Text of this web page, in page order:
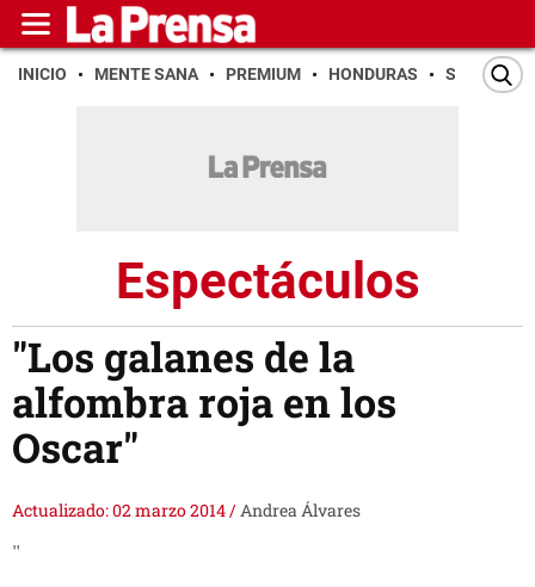
INICIO MENTE SANA PREMIUM HONDURAS SAN PEDRO
Espectáculos
"Los galanes de la
alfombra roja en los
Oscar"
Actualizado: 02 marzo 2014/Andrea Álvares
"